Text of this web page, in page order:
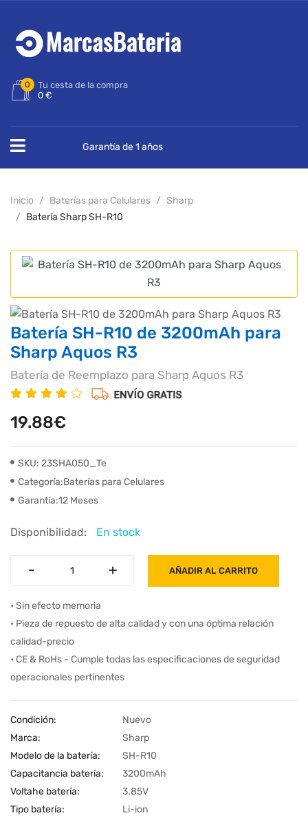
0
Tu cesta de la compra
0 €
Garantía de 1 años
Inicio Baterías para Celulares
Sharp
Batería Sharp SH-R10
Batería SH-R10 de 3200mAh para
Sharp Aquos R3
Batería de Reemplazo para Sharp Aquos R3
19.88€
SKU: 23SHA050_Te
Categoría:Baterías para Celulares
Garantía:12 Meses
Disponibilidad: En stock
- +
- + AÑADIR AL CARRITO
• Sin efecto memoria
• Pieza de repuesto de alta calidad y con una óptima relación
calidad-precio
• CE & RoHs - Cumple todas las especificaciones de seguridad
operacionales pertinentes
Condición:
Nuevo
Marca:
Sharp
Modelo de la batería:
SH-R10
Capacitancia batería:
3200mAh
Voltahe batería:
3.85V
Tipo batería:
Li-ion